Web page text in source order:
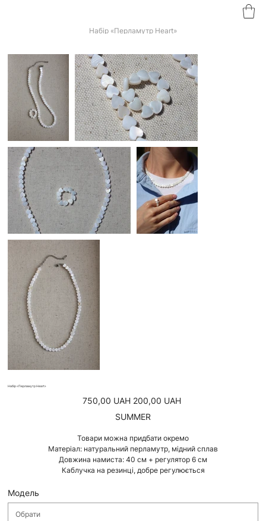
Набір «Перламутр Heart»
Набір «Перламутр Heart»
Звичайна
ціна
750,00 UAH Ціна
зі
200,00 UAH
SUMMER
Товари можна придбати окремо
Матеріал: натуральний перламутр, мідний сплав
Довжина намиста: 40 см + регулятор 6 см
Каблучка на резинці, добре регулюється
Модель